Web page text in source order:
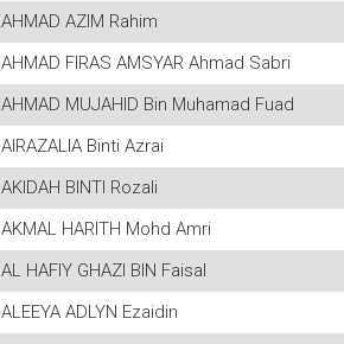
AHMAD AZIM Rahim
AHMAD FIRAS AMSYAR Ahmad Sabri
AHMAD MUJAHID Bin Muhamad Fuad
AIRAZALIA Binti Azrai
AKIDAH BINTI Rozali
AKMAL HARITH Mohd Amri
AL HAFIY GHAZI BIN Faisal
ALEEYA ADLYN Ezaidin